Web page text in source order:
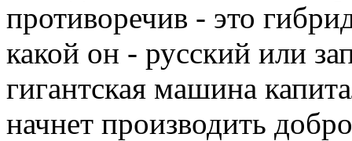
противоречив - это
какой он - русский или
гигантская машина
начнет произ­водить